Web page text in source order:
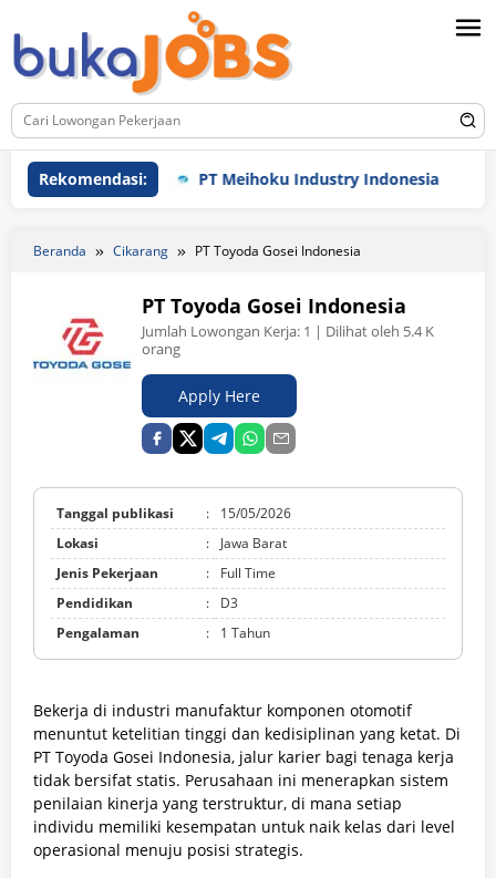
ke
konten
Rekomendasi:
Indonesia PT Meihoku Industry Indonesia
Beranda Cikarang PT Toyoda Gosei Indonesia
PT Toyoda Gosei Indonesia
Jumlah Lowongan Kerja: 1 | Dilihat oleh 5.4 K
orang
Apply Here
Tanggal publikasi :
15/05/2026
Lokasi
:
Jawa Barat
Jenis Pekerjaan
:
Full Time
Pendidikan
:
D3
Pengalaman
: 1 Tahun
Bekerja di industri manufaktur komponen otomotif
menuntut ketelitian tinggi dan kedisiplinan yang ketat. Di
PT Toyoda Gosei Indonesia, jalur karier bagi tenaga kerja
tidak bersifat statis. Perusahaan ini menerapkan sistem
penilaian kinerja yang terstruktur, di mana setiap
individu memiliki kesempatan untuk naik kelas dari level
operasional menuju posisi strategis.